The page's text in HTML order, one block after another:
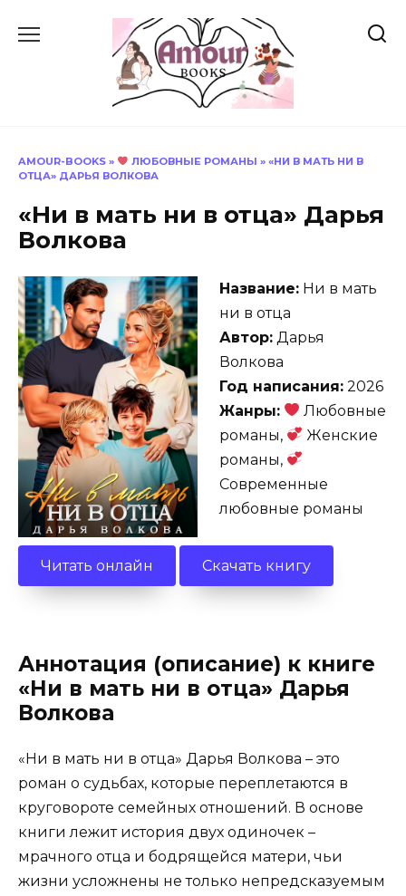
AMOUR-BOOKS » ЛЮБОВНЫЕ РОМАНЫ » «НИ В МАТЬ НИ В
ОТЦА» ДАРЬЯ ВОЛКОВА
«Ни в мать ни в отца» Дарья
Волкова
Название: Ни в мать
ни в отца
Автор: Дарья
Волкова
Год написания: 2026
Жанры:
Любовные
романы,
Женские
романы,
Современные
любовные романы
Читать онлайн Скачать книгу
Аннотация (описание) к книге
«Ни в мать ни в отца» Дарья
Волкова
«Ни в мать ни в отца» Дарья Волкова – это
роман о судьбах, которые переплетаются в
круговороте семейных отношений. В основе
книги лежит история двух одиночек –
мрачного отца и бодрящейся матери, чьи
жизни усложнены не только непредсказуемым